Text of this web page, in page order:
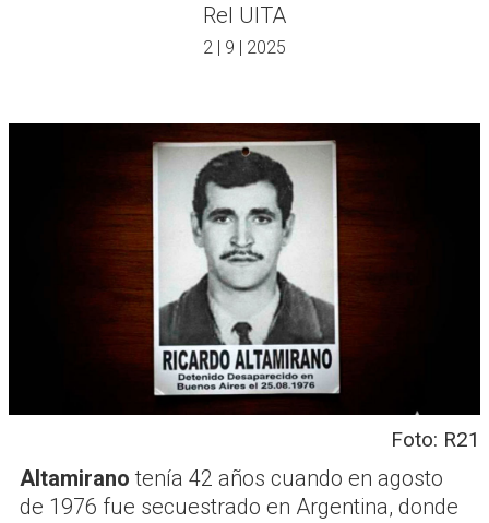
Rel UITA
2 | 9 | 2025
Foto: R21
Altamirano tenía 42 años cuando en agosto
de 1976 fue secuestrado en Argentina, donde